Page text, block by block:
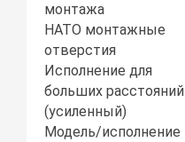
монтажа
НАТО монтажные
отверстия
Исполнение для
больших расстояний
(усиленный)
Модель/исполнение